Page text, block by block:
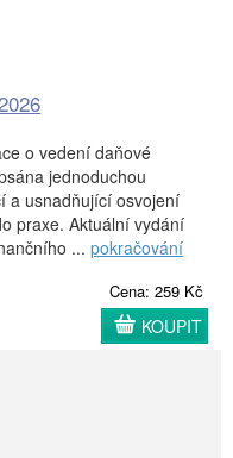
o vedení daňové
jednoduchou
a usnadňující osvojení
praxe. Aktuální vydání
... pokračování
Cena: 259 Kč
KOUPIT